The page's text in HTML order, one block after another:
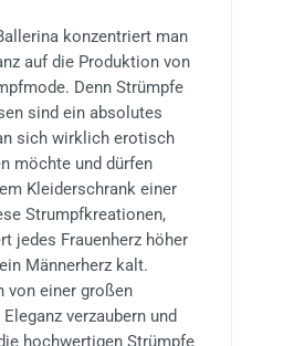
konzentriert man
auf die Produktion von
Denn Strümpfe
sind ein absolutes
sich wirklich erotisch
möchte und dürfen
Kleiderschrank einer
Strumpfkreationen,
jedes Frauenherz höher
Männerherz kalt.
von einer großen
verzaubern und
hochwertigen Strümpfe